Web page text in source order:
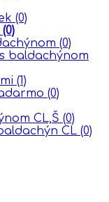
(0)
(0)
(0)
baldachýnom
(1)
(0)
CL,Š (0)
CL (0)